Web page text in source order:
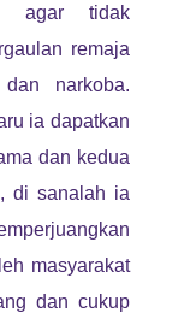
agar tidak
remaja
dan narkoba.
ia dapatkan
dan kedua
di sanalah ia
masyarakat
dan cukup